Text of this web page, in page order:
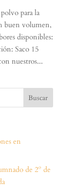
para la
buen volumen,
disponibles:
Saco 15
nuestros...
en
de 2º de